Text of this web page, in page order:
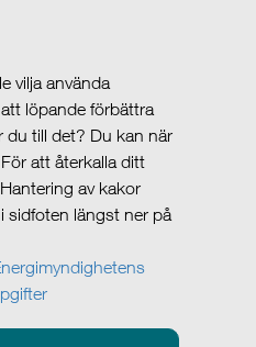
vilja använda
löpande förbättra
du till det? Du kan när
att återkalla ditt
av kakor
sidfoten längst ner på